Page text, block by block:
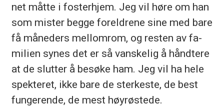
net måt­te i fos­ter­hjem. Jeg vil høre om han
som mis­ter beg­ge for­eld­re­ne sine med bare
få må­ne­ders mel­lom­rom, og res­ten av fa­
mi­li­en sy­nes det er så van­ske­lig å hånd­te­re
at de slut­ter å be­sø­ke ham. Jeg vil ha hele
spek­te­ret, ikke bare de ster­kes­te, de best
fun­ge­ren­de, de mest høy­røs­te­de.